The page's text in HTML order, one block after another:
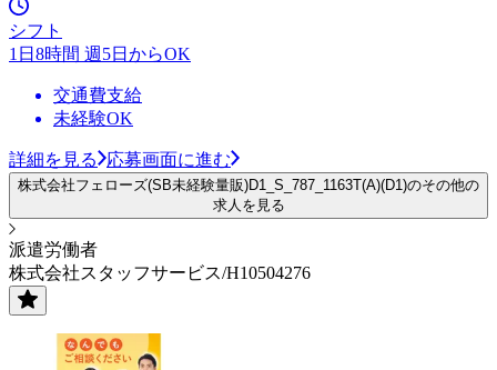
シフト
1日8時間 週5日からOK
交通費支給
未経験OK
詳細を見る 応募画面に進む
株式会社フェローズ(SB未経験量販)D1_S_787_1163T(A)(D1)のその他の
求人を見る
派遣労働者
株式会社スタッフサービス/H10504276